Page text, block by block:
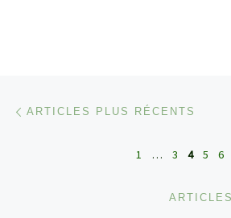
Navigation dans les
ARTICLES PLUS RÉCENTS
1 … 3 4 5 6